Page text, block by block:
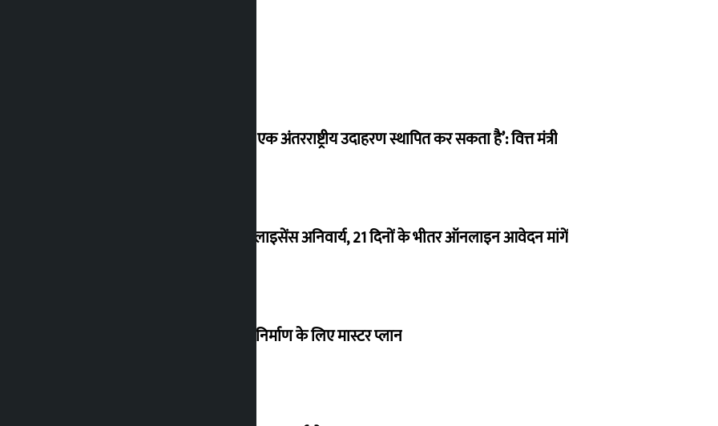
‘करदाता प्रोत्साहन कार्यक्रम सफल होने पर एक अंतरराष्ट्रीय उदाहरण स्थापित कर सकता है’: वित्त मंत्री
रियल एस्टेट कारोबार के लिए रियल एस्टेट लाइसेंस अनिवार्य, 21 दिनों के भीतर ऑनलाइन आवेदन मांगें
काठमांडू घाटी में मेट्रो रेल और सुरंग मार्ग के निर्माण के लिए मास्टर प्लान